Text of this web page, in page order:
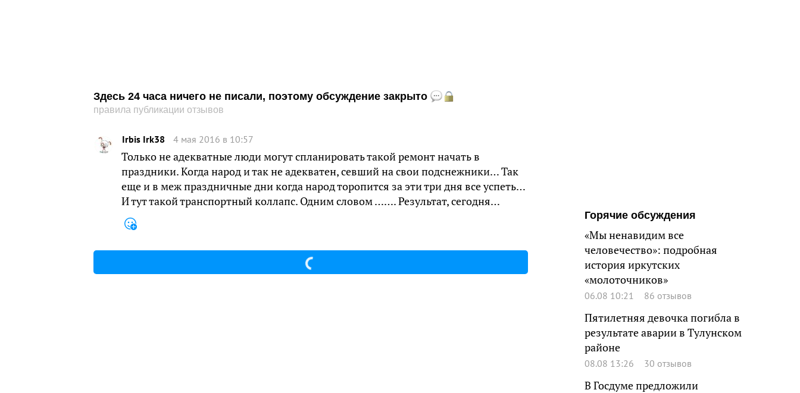
Здесь 24 часа ничего не писали, поэтому обсуждение закрыто
правила публикации отзывов
Irbis Irk38 4 мая 2016 в 10:57
Только не адекватные люди могут спланировать такой ремонт начать в
праздники. Когда народ и так не адекватен, севший на свои подснежники… Так
еще и в меж праздничные дни когда народ торопится за эти три дня все успеть…
И тут такой транспортный коллапс. Одним словом ……. Результат, сегодня…
Горячие обсуждения
«Мы ненавидим все
человечество»: подробная
история иркутских
«молоточников»
06.08 10:21 86 отзывов
Пятилетняя девочка погибла в
результате аварии в Тулунском
районе
08.08 13:26 30 отзывов
В Госдуме предложили